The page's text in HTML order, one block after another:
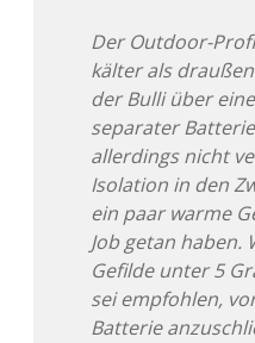
Der Outdoor-
kälter als
der Bulli über
separater
allerdings nicht
Isolation in den
ein paar warme
Job getan haben.
Gefilde unter 5
sei empfohlen,
Batterie